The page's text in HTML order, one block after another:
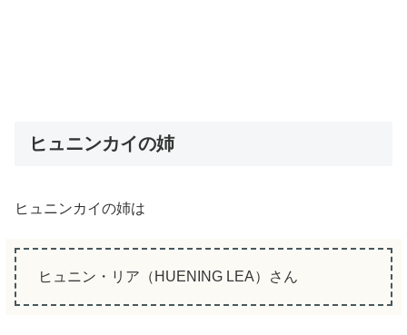
ヒュニンカイの姉
ヒュニンカイの姉は
ヒュニン・リア（HUENING LEA）さん